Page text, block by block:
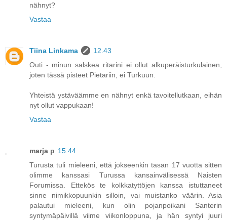
nähnyt?
Vastaa
Tiina Linkama
12.43
Outi - minun salskea ritarini ei ollut alkuperäisturkulainen,
joten tässä pisteet Pietariin, ei Turkuun.
Yhteistä ystäväämme en nähnyt enkä tavoitellutkaan, eihän
nyt ollut vappukaan!
Vastaa
marja p 15.44
Turusta tuli mieleeni, että jokseenkin tasan 17 vuotta sitten
olimme kanssasi Turussa kansainvälisessä Naisten
Forumissa. Ettekös te kolkkatyttöjen kanssa istuttaneet
sinne nimikkopuunkin silloin, vai muistanko väärin. Asia
palautui mieleeni, kun olin pojanpoikani Santerin
syntymäpäivillä viime viikonloppuna, ja hän syntyi juuri